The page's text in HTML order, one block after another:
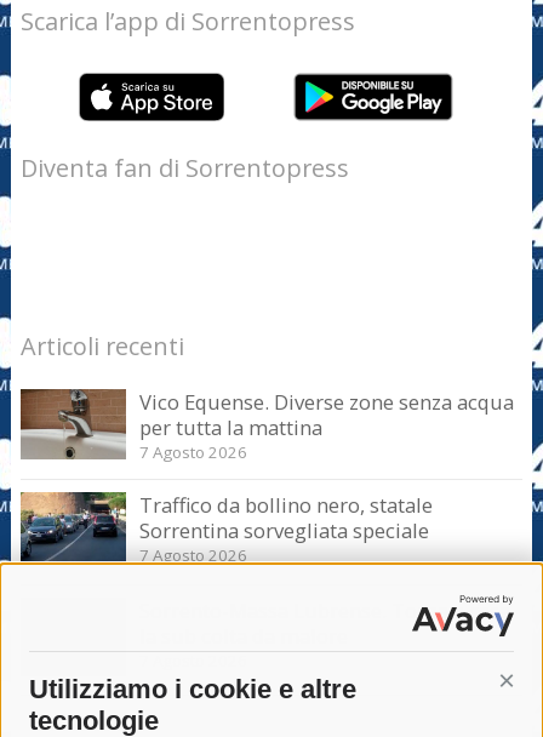
Utilizziamo i cookie e altre
tecnologie
Scarica l’app di Sorrentopress
Diventa fan di Sorrentopress
Articoli recenti
Vico Equense. Diverse zone senza acqua
per tutta la mattina
7 Agosto 2026
Traffico da bollino nero, statale
Sorrentina sorvegliata speciale
7 Agosto 2026
Sorrento-Massa Lubrense. Torna a casa